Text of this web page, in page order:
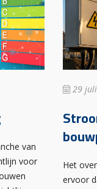
van
voor
29
Het
ervoor